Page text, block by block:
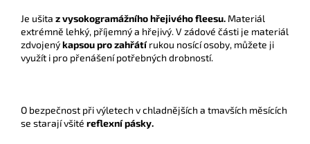
Je ušita z vysokogramážního hřejivého fleesu. Materiál
extrémně lehký, příjemný a hřejivý. V zádové části je materiál
zdvojenýkapsou pro zahřátírukou nosící osoby, můžete ji
využít i pro přenášení potřebných drobností.
O bezpečnost při výletech v chladnějších a tmavších měsících
se starají všité reflexní pásky.